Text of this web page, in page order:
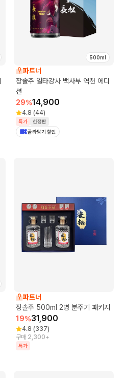
500ml
파트너
장솔주 일타강사 백사부 역천 에디
션
29%14,900
4.8 (44)
특가
한정판
골라담기 할인
파트너
장솔주 500ml 2병 분주기 패키지
19%31,900
4.8 (337)
구매 2,300+
특가